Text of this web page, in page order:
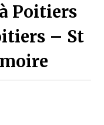
Poitiers
– St